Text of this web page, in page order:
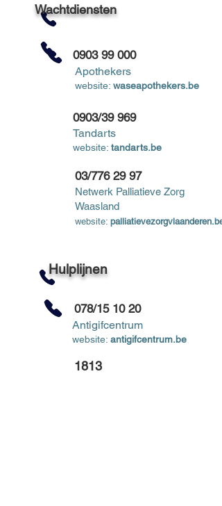
Wachtdiensten
0903 99 000
Apothekers
website: waseapothekers.be
0903/39 969
Tandarts
website: tandarts.be
03/776 29 97
Netwerk Palliatieve Zorg
Waasland
website: palliatievezorgvlaanderen.be
Hulplijnen
078/15 10 20
Antigifcentrum
website: antigifcentrum.be
1813